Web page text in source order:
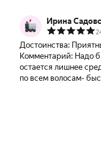
Ирина
Достоинства:
Комментарий: Надо
остается лишнее
по всем волосам-